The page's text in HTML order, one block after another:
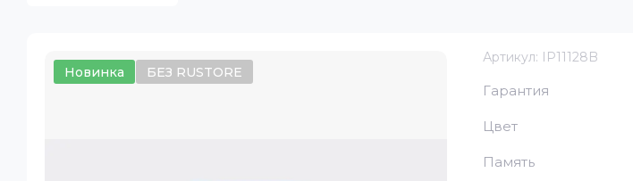
Новинка БЕЗ RUSTORE
Артикул: IP11128B
Гарантия
Цвет
Память